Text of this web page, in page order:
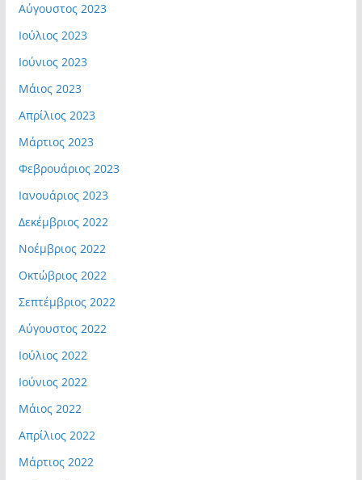
Αύγουστος 2023
Ιούλιος 2023
Ιούνιος 2023
Μάιος 2023
Απρίλιος 2023
Μάρτιος 2023
Φεβρουάριος 2023
Ιανουάριος 2023
Δεκέμβριος 2022
Νοέμβριος 2022
Οκτώβριος 2022
Σεπτέμβριος 2022
Αύγουστος 2022
Ιούλιος 2022
Ιούνιος 2022
Μάιος 2022
Απρίλιος 2022
Μάρτιος 2022